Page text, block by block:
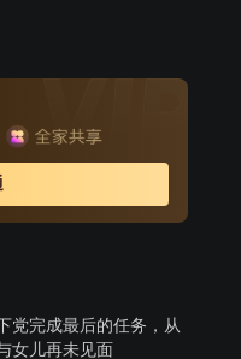
青城见到失散多年的
让俞北平很苦恼。俞
方面小心翼翼保护着
护他而牺牲，小女儿
是一名真正的共产党
党完成最后的任务，从
女儿再未见面